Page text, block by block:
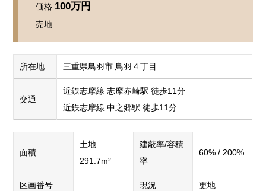
価格 100万円
売地
所在地 三重県鳥羽市 鳥羽４丁目
交通
近鉄志摩線 志摩赤崎駅 徒歩11分
近鉄志摩線 中之郷駅 徒歩11分
面積
土地
291.7m²
建蔽率/容積
率
60% / 200%
区画番号 現況 更地